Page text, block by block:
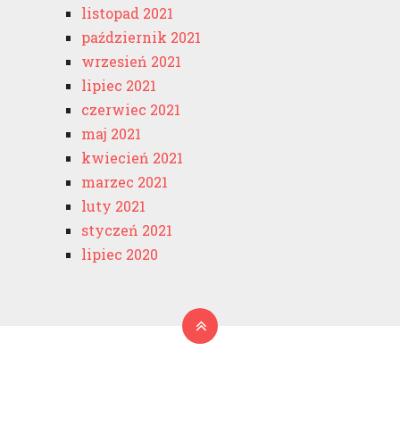
listopad 2021
październik 2021
wrzesień 2021
lipiec 2021
czerwiec 2021
maj 2021
kwiecień 2021
marzec 2021
luty 2021
styczeń 2021
lipiec 2020